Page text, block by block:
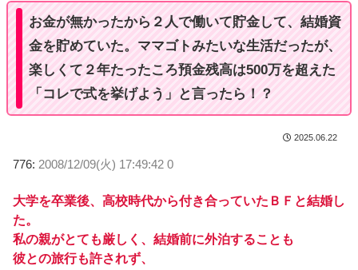
お金が無かったから２人で働いて貯金して、結婚資
金を貯めていた。ママゴトみたいな生活だったが、
楽しくて２年たったころ預金残高は500万を超えた
「コレで式を挙げよう」と言ったら！？
2025.06.22
776: 2008/12/09(火) 17:49:42 0
大学を卒業後、高校時代から付き合っていたＢＦと結婚し
た。
私の親がとても厳しく、結婚前に外泊することも
彼との旅行も許されず、